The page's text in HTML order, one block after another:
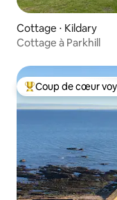
Cottage ⋅ Kildary
Cottage à Parkhill
Coups de cœur
Coup de cœur